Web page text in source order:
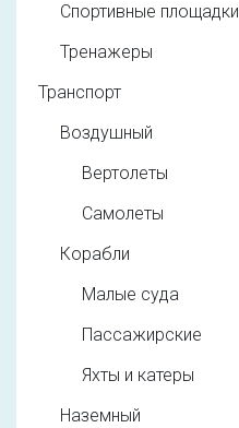
Спортивные площадки
Тренажеры
Транспорт
Воздушный
Вертолеты
Самолеты
Корабли
Малые суда
Пассажирские
Яхты и катеры
Наземный